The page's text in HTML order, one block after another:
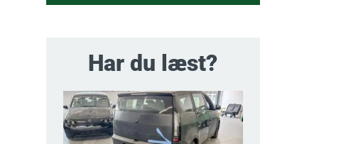
Har du læst?